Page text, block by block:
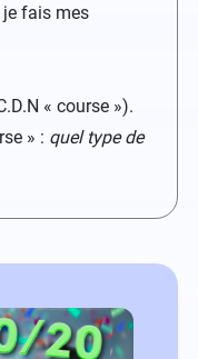
fais mes
« course »).
» : quel type de